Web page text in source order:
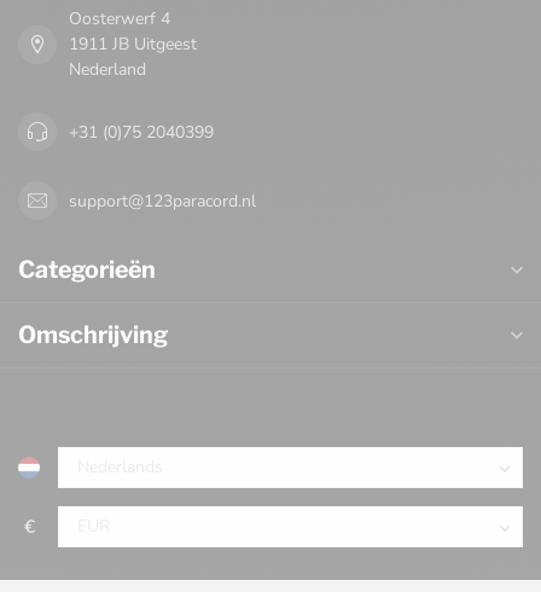
Oosterwerf 4
1911 JB Uitgeest
Nederland
+31 (0)75 2040399
support@123paracord.nl
Categorieën
Omschrijving
€